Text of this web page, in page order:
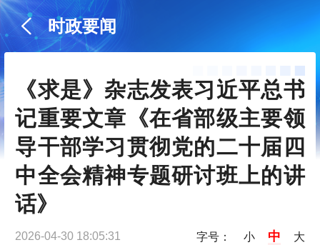
时政要闻
《求是》杂志发表习近平总书
记重要文章《在省部级主要领
导干部学习贯彻党的二十届四
中全会精神专题研讨班上的讲
话》
2026-04-30 18:05:31 字号： 小 中 大